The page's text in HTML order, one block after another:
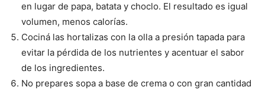
en lugar de papa, batata y choclo. El resultado es igual
volumen, menos calorías.
Cociná las hortalizas con la olla a presión tapada para
evitar la pérdida de los nutrientes y acentuar el sabor
de los ingredientes.
No prepares sopa a base de crema o con gran cantidad